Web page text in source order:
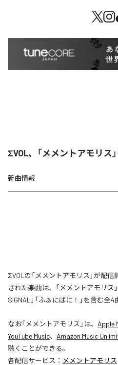
ΣVOL、「メメントアモリス
新曲情報
ΣVOLの「メメントアモリス」が配
された楽曲は、「メメントアモリス」
SIGNAL」「ふぁにばに！」を含む全4
なお「メメントアモリス 」は、 Apple
YouTube Music、 Amazon Music
聴くことができる。
各配信サービス： メメントアモリス